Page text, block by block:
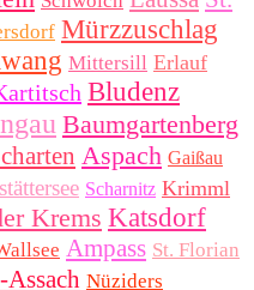
Mürzzuschlag
Mittersill Erlauf
Bludenz
Baumgartenberg
Aspach Gaißau
Scharnitz Krimml
Krems Katsdorf
Ampass St. Florian
Nüziders